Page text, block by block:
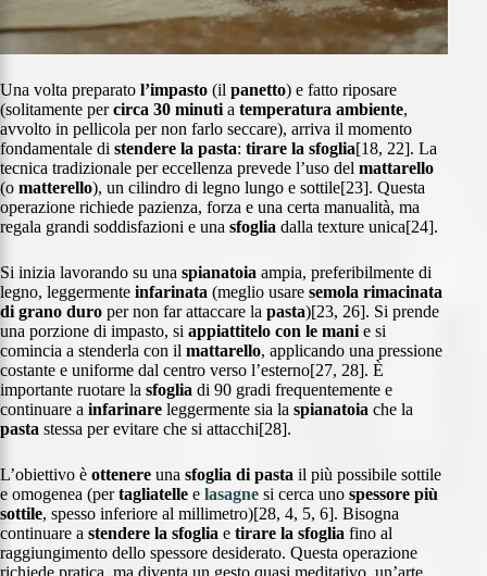
Una volta preparato l’impasto (il panetto) e fatto riposare
(solitamente percirca 30 minuti a temperatura ambiente,
avvolto in pellicola per non farlo seccare), arriva il momento
fondamentale di stendere la pasta: tirare la sfoglia[18, 22]. La
tecnica tradizionale per eccellenza prevede l’uso del mattarello
(o matterello), un cilindro di legno lungo e sottile[23]. Questa
operazione richiede pazienza, forza e una certa manualità, ma
regala grandi soddisfazioni e una sfoglia dalla texture unica[24].
Si inizia lavorando su una spianatoia ampia, preferibilmente di
legno, leggermente infarinata (meglio usare semola rimacinata
di grano duro per non far attaccare la pasta)[23, 26]. Si prende
una porzione di impasto, si appiattitelo con le mani e si
comincia a stenderla con il mattarello, applicando una pressione
costante e uniforme dal centro verso l’esterno[27, 28]. È
importante ruotare la sfoglia di 90 gradi frequentemente e
continuare a infarinare leggermente sia la spianatoia che la
pasta stessa per evitare che si attacchi[28].
L’obiettivo è ottenere una sfoglia di pasta il più possibile sottile
e omogenea (pertagliatelle e lasagne si cerca uno spessore più
sottile, spesso inferiore al millimetro)[28, 4, 5, 6]. Bisogna
continuare a stendere la sfoglia e tirare la sfoglia fino al
raggiungimento dello spessore desiderato. Questa operazione